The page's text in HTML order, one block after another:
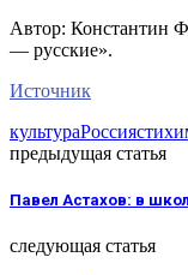
Автор: Константин
— русские».
Источник
культураРоссиястихи
предыдущая статья
Павел Астахов: в
следующая статья